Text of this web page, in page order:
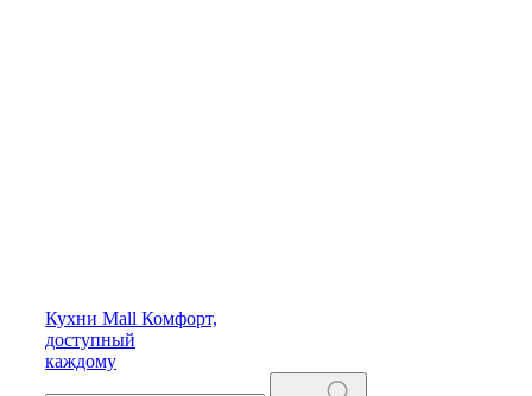
Кухни Mall Комфорт,
доступный
каждому